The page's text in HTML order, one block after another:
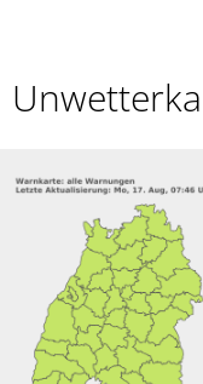
Unwetterkarte